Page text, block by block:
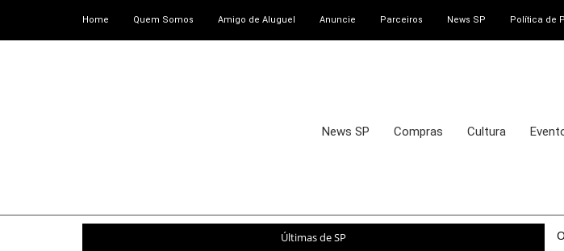
Home Quem Somos Amigo de Aluguel Anuncie Parceiros News SP Política de
News SP Compras Cultura
Últimas de SP